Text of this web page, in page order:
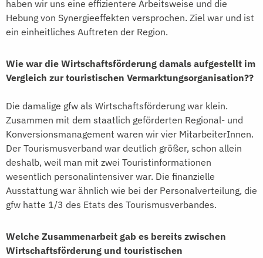
haben wir uns eine effizientere Arbeitsweise und die
Hebung von Synergieeffekten versprochen. Ziel war und ist
ein einheitliches Auftreten der Region.
Wie war die Wirtschaftsförderung damals aufgestellt im
Vergleich zur touristischen Vermarktungsorganisation??
Die damalige gfw als Wirtschaftsförderung war klein.
Zusammen mit dem staatlich geförderten Regional- und
Konversionsmanagement waren wir vier MitarbeiterInnen.
Der Tourismusverband war deutlich größer, schon allein
deshalb, weil man mit zwei Touristinformationen
wesentlich personalintensiver war. Die finanzielle
Ausstattung war ähnlich wie bei der Personalverteilung, die
gfw hatte 1/3 des Etats des Tourismusverbandes.
Welche Zusammenarbeit gab es bereits zwischen
Wirtschaftsförderung und touristischen